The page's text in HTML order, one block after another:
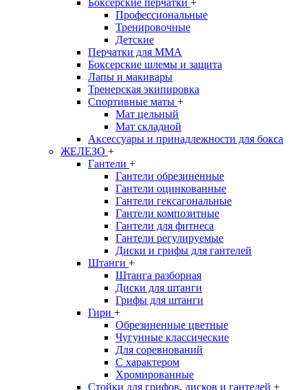
Боксерские перчатки +
Профессиональные
Тренировочные
Детские
Перчатки для MMA
Боксерские шлемы и защита
Лапы и макивары
Тренерская экипировка
Спортивные маты +
Мат цельный
Мат складной
Аксессуары и принадлежности для бокса
ЖЕЛЕЗО +
Гантели +
Гантели обрезиненные
Гантели оцинкованные
Гантели гексагональные
Гантели композитные
Гантели для фитнеса
Гантели регулируемые
Диски и грифы для гантелей
Штанги +
Штанга разборная
Диски для штанги
Грифы для штанги
Гири +
Обрезиненные цветные
Чугунные классические
Для соревнований
С характером
Хромированные
Стойки для грифов, дисков и гантелей +